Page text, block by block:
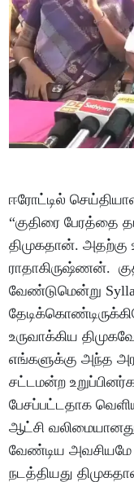
ஈரோட்டில்
“குதிரை பேரத்தை
திமுகதான்.
ராதாகிருஷ்ணன்.
வேண்டுமென்று
உருவாக்கிய
எங்களுக்கு அந்த
சட்டமன்ற
பேசப்பட்டதாக
ஆட்சி
வேண்டிய
நடத்தியது